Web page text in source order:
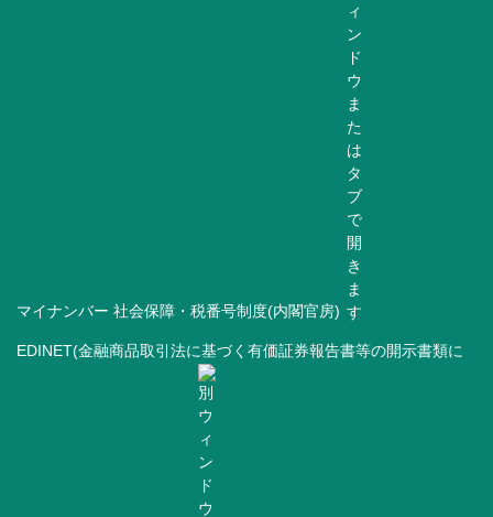
マイナンバー 社会保障・税番号制度(内閣官房)
EDINET(金融商品取引法に基づく有価証券報告書等の開示書類に